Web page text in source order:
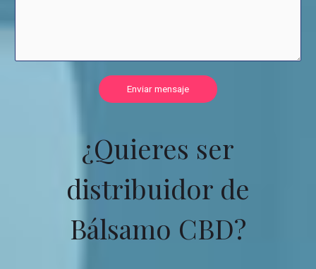
Enviar mensaje
¿Quieres ser
distribuidor de
Bálsamo CBD?